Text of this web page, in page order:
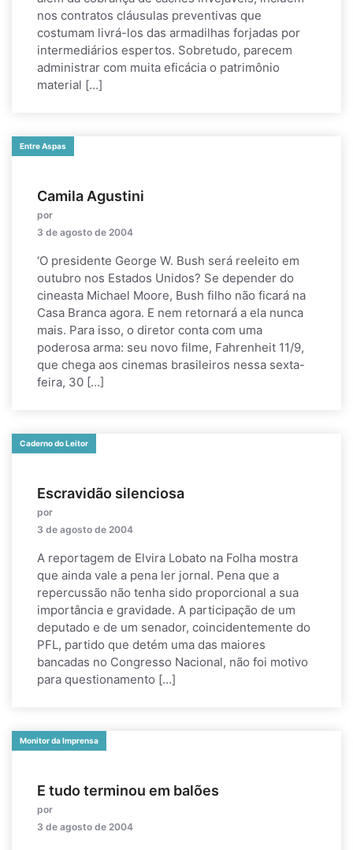
nos contratos cláusulas preventivas que
costumam livrá-los das armadilhas forjadas por
intermediários espertos. Sobretudo, parecem
administrar com muita eficácia o patrimônio
material […]
Entre Aspas
Camila Agustini
por
3 de agosto de 2004
‘O presidente George W. Bush será reeleito em
outubro nos Estados Unidos? Se depender do
cineasta Michael Moore, Bush filho não ficará na
Casa Branca agora. E nem retornará a ela nunca
mais. Para isso, o diretor conta com uma
poderosa arma: seu novo filme, Fahrenheit 11/9,
que chega aos cinemas brasileiros nessa sexta-
feira, 30 […]
Caderno do Leitor
Escravidão silenciosa
por
3 de agosto de 2004
A reportagem de Elvira Lobato na Folha mostra
que ainda vale a pena ler jornal. Pena que a
repercussão não tenha sido proporcional a sua
importância e gravidade. A participação de um
deputado e de um senador, coincidentemente do
PFL, partido que detém uma das maiores
bancadas no Congresso Nacional, não foi motivo
para questionamento […]
Monitor da Imprensa
E tudo terminou em balões
por
3 de agosto de 2004